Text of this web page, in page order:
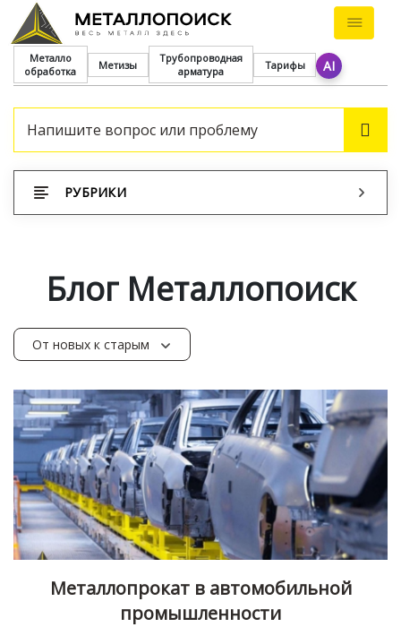
Металло
обработка
Метизы
Трубопроводная
арматура
Тарифы AI
РУБРИКИ
Блог Металлопоиск
Металлопрокат в автомобильной
промышленности